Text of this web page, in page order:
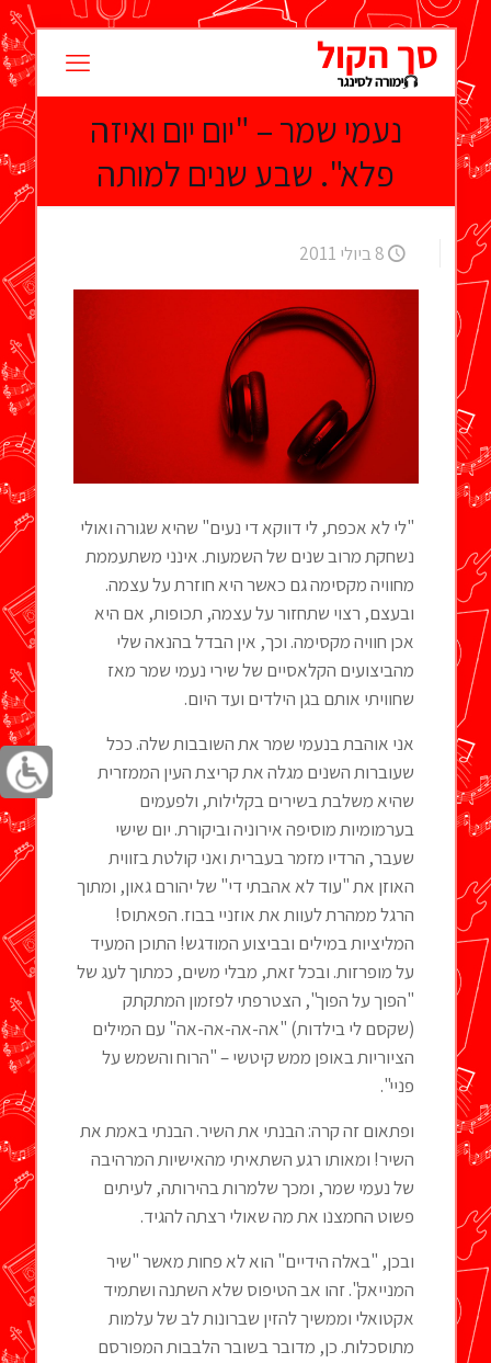
נעמי שמר – "יום יום ואיזה
פלא". שבע שנים למותה
8 ביולי 2011
"לי לא אכפת, לי דווקא די נעים" שהיא שגורה ואולי
נשחקת מרוב שנים של השמעות. אינני משתעממת
מחוויה מקסימה גם כאשר היא חוזרת על עצמה.
ובעצם, רצוי שתחזור על עצמה, תכופות, אם היא
אכן חוויה מקסימה. וכך, אין הבדל בהנאה שלי
מהביצועים הקלאסיים של שירי נעמי שמר מאז
שחוויתי אותם בגן הילדים ועד היום.
אני אוהבת בנעמי שמר את השובבות שלה. ככל
שעוברות השנים מגלה את קריצת העין הממזרית
שהיא משלבת בשירים בקלילות, ולפעמים
בערמומיות מוסיפה אירוניה וביקורת. יום שישי
שעבר, הרדיו מזמר בעברית ואני קולטת בזווית
האוזן את "עוד לא אהבתי די" של יהורם גאון, ומתוך
הרגל ממהרת לעוות את אוזניי בבוז. הפאתוס!
המליציות במילים ובביצוע המודגש! התוכן המעיד
על מופרזות. ובכל זאת, מבלי משים, כמתוך לעג של
"הפוך על הפוך", הצטרפתי לפזמון המתקתק
(שקסם לי בילדות) "אה-אה-אה-אה" עם המילים
הציוריות באופן ממש קיטשי – "הרוח והשמש על
פניי".
ופתאום זה קרה: הבנתי את השיר. הבנתי באמת את
השיר! ומאותו רגע השתאיתי מהאישיות המרהיבה
של נעמי שמר, ומכך שלמרות בהירותה, לעיתים
פשוט החמצנו את מה שאולי רצתה להגיד.
ובכן, "באלה הידיים" הוא לא פחות מאשר "שיר
המנייאק". זהו אב הטיפוס שלא השתנה ושתמיד
אקטואלי וממשיך להזין שברונות לב של עלמות
מתוסכלות. כן, מדובר בשובר הלבבות המפורסם